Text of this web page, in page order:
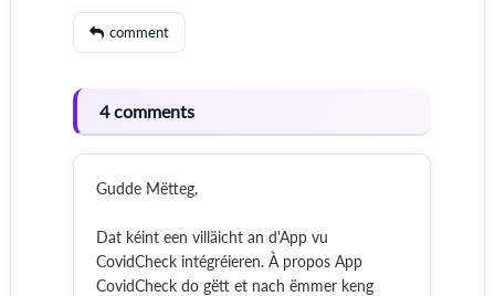
comment
4 comments
Gudde Mëtteg,
Dat kéint een villäicht an d'App vu
CovidCheck intégréieren. À propos App
CovidCheck do gëtt et nach ëmmer keng